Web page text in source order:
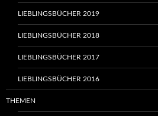
LIEBLINGSBÜCHER 2019
LIEBLINGSBÜCHER 2018
LIEBLINGSBÜCHER 2017
LIEBLINGSBÜCHER 2016
THEMEN